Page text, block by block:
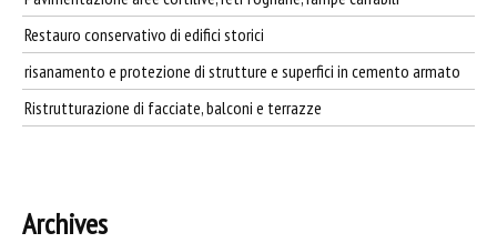
Restauro conservativo di edifici storici
risanamento e protezione di strutture e superfici in cemento armato
Ristrutturazione di facciate, balconi e terrazze
Archives